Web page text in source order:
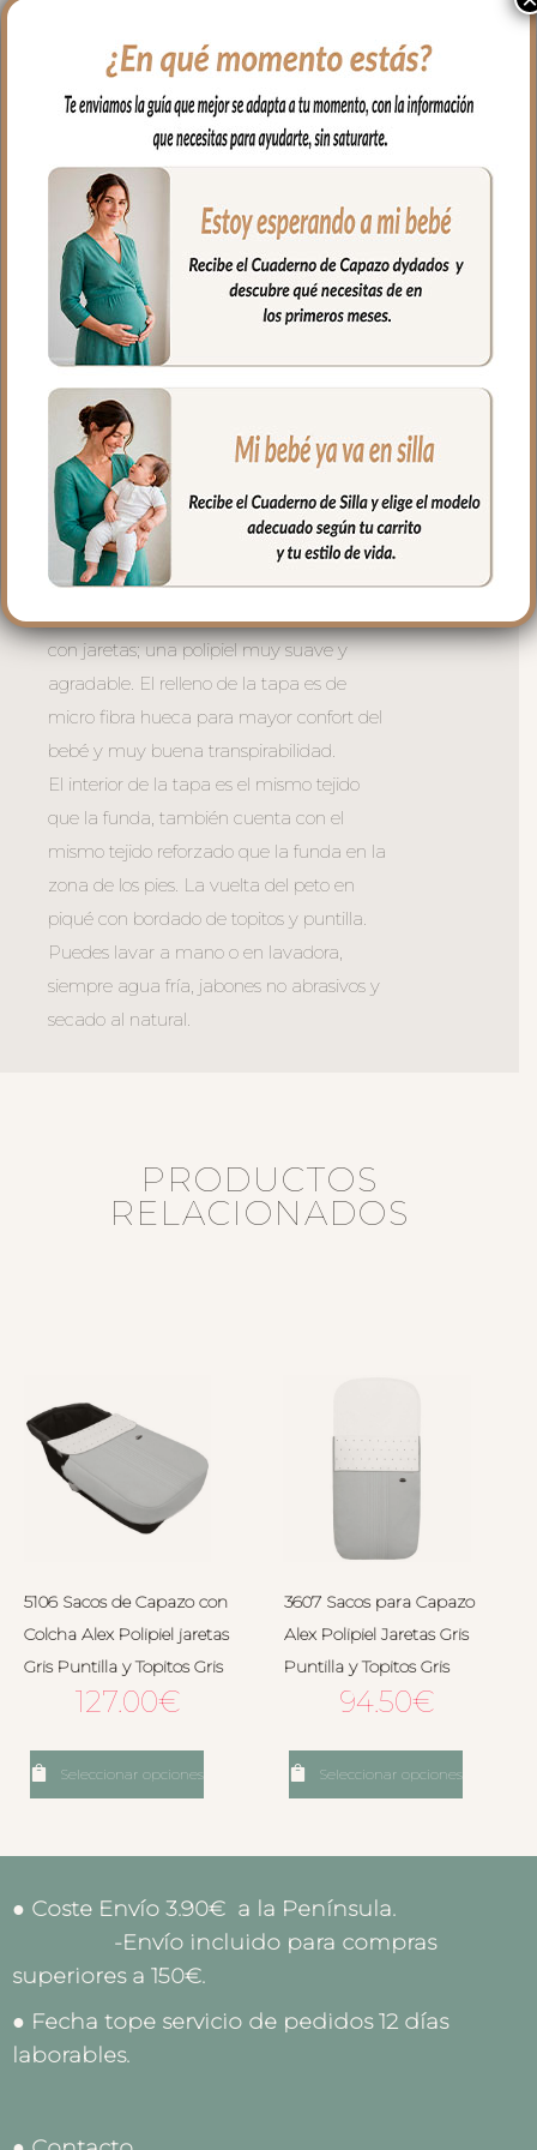
con una trasera muy ancha y regulable
con goma. También lleva las cintas y las
gomitas por si la capota va unida al
respaldo y no puedes usar la trasera.
Las aberturas verticales en el respaldo y
ojales en el culete y en los laterales son
aptos para la salida de arenes de todo
tipo de sillas.
En la zona de los pies una trasera elástica
para sujetar la funda en la parte de
La tapa del saco va sujeta a la funda
mediante cremalleras laterales, siempre a
tono y de doble carro, de forma que
puedes abrir la tapa desde arriba, desde
abajo para descubrir los pies o puedes
quitar la tapa entera.
con jaretas; una polipiel muy suave y
agradable. El relleno de la tapa es de
micro fibra hueca para mayor confort del
bebé y muy buena transpirabilidad.
El interior de la tapa es el mismo tejido
que la funda, también cuenta con el
mismo tejido reforzado que la funda en la
zona de los pies. La vuelta del peto en
piqué con bordado de topitos y puntilla.
Puedes lavar a mano o en lavadora,
siempre agua fría, jabones no abrasivos y
secado al natural.
PRODUCTOS
RELACIONADOS
5106 Sacos de Capazo con
Colcha Alex Polipiel jaretas
Gris Puntilla y Topitos Gris
127.00€
Seleccionar opciones
3607 Sacos para Capazo
Alex Polipiel Jaretas Gris
Puntilla y Topitos Gris
94.50€
Seleccionar opciones
● Coste Envío 3.90€ a la Península.
-Envío incluido para compras
superiores a 150€.
● Fecha tope servicio de pedidos 12 días
laborables.